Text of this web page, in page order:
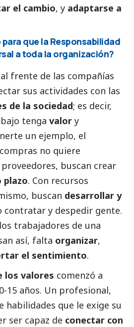
el cambio, y adaptarse a
que la Responsabilidad
a toda la organización?
frente de las compañías
sus actividades con las
de la sociedad; es decir,
tenga valor y
un ejemplo, el
no quiere
proveedores, buscan crear
plazo. Con recursos
buscan desarrollar y
contratar y despedir gente.
trabajadores de una
así, falta organizar,
el sentimiento.
los valores comenzó a
15 años. Un profesional,
habilidades que le exige su
ser capaz de conectar con